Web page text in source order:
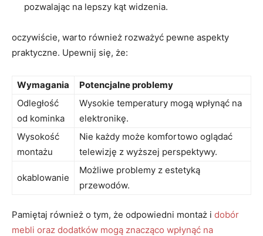
pozwalając na lepszy ​kąt widzenia.
oczywiście, warto również rozważyć pewne aspekty
praktyczne. Upewnij się, że:
Wymagania
Potencjalne problemy
Odległość
od kominka
Wysokie temperatury mogą wpłynąć na
elektronikę.
Wysokość
⁣montażu
Nie każdy może komfortowo oglądać
telewizję​ z wyższej perspektywy.
okablowanie
Możliwe problemy z ‍estetyką⁢
przewodów.
Pamiętaj również o ‍tym, że odpowiedni montaż i dobór
⁤mebli​ oraz dodatków mogą znacząco wpłynąć na